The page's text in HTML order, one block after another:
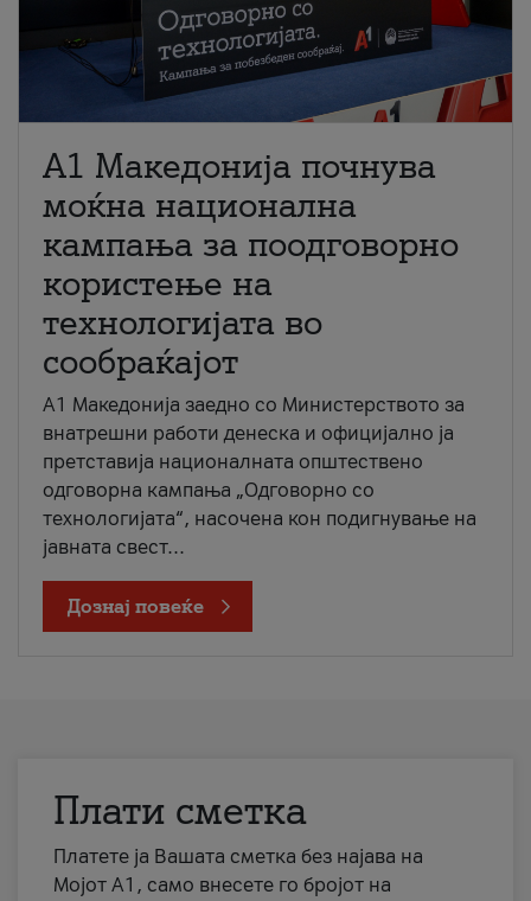
A1 Македонија почнува
моќна национална
кампања за поодговорно
користење на
технологијата во
сообраќајот
A1 Македонија заедно со Министерството за
внатрешни работи денеска и официјално ја
претставија националната општествено
одговорна кампања „Одговорно со
технологијата“, насочена кон подигнување на
јавната свест...
Дознај повеќе
Плати сметка
Платете ја Вашата сметка без најава на
Мојот А1, само внесете го бројот на